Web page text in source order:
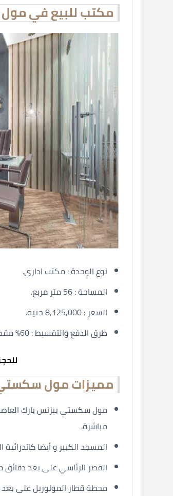
مكتب للبيع في مول
نوع الوحدة : مكتب اداري.
المساحة : 56 متر مربع.
السعر : 8,125,000 جنية.
طرق الدفع والتقسيط : 60% مقدم تعاقد كما يتم تقسيط المتبقي المبلغ على سنة فقط.
مميزات مول
مول سكستي بيزنس بارك
مباشرة.
المسجد الكبير و أيضا
القصر الرئاسي على بعد
محطة قطار المونوريل على